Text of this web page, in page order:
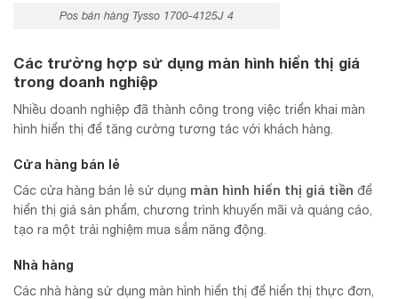
Pos bán hàng Tysso 1700-4125J 4
Các trường hợp sử dụng màn hình hiển thị giá
trong doanh nghiệp
Nhiều doanh nghiệp đã thành công trong việc triển khai màn
hình hiển thị để tăng cường tương tác với khách hàng.
Cửa hàng bán lẻ
Các cửa hàng bán lẻ sử dụng màn hình hiển thị giá tiền để
hiển thị giá sản phẩm, chương trình khuyến mãi và quảng cáo,
tạo ra một trải nghiệm mua sắm năng động.
Nhà hàng
Các nhà hàng sử dụng màn hình hiển thị để hiển thị thực đơn,